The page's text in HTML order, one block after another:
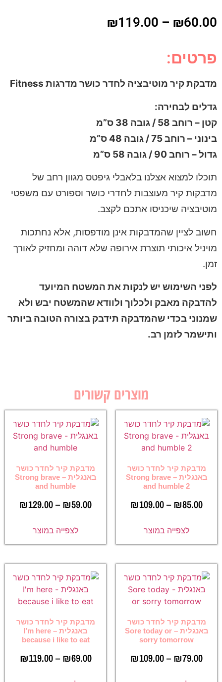
₪60.00
–
₪119.00
פרטים:
מדבקת קיר מוטיבציה לחדר כושר מדרגות Fitness
גדלים לבחירה:
קטן – רוחב 58 / גובה 38 ס”מ
בינוני – רוחב 75 / גובה 48 ס”מ
גדול – רוחב 90 / גובה 58 ס”מ
תוכלו למצוא אצלנו בלאבלי גיפטס מגוון רחב של
מדבקות קיר מעוצבות לחדרי כושר וספורט עם משפטי
מוטיבציה שיכניסו אתכם לקצב.
חשוב לציין שהמדבקות אינן מודפסות, אלא נחתכות
מויניל איכותי תוצרת אירופה שלא דוהה ומחזיק לאורך
זמן.
לפני השימוש יש לנקות את המשטח המיועד
להדבקה מאבק ולכלוך ולוודא שהמשטח יבש ולא
שמנוני בכדי שהמדבקה תידבק בצורה הטובה ביותר
ותישמר לזמן רב.
מוצרים קשורים
מדבקת קיר לחדר כושר
באנגלית – Strong brave
and humble 2
₪85.00
–
₪109.00
לצפייה במוצר
מדבקת קיר לחדר כושר
באנגלית – Strong brave
and humble
₪59.00
–
₪129.00
לצפייה במוצר
מדבקת קיר לחדר כושר
באנגלית – Sore today or
sorry tomorrow
₪79.00
–
₪109.00
מדבקת קיר לחדר כושר
באנגלית – I’m here
because i like to eat
₪69.00
–
₪119.00